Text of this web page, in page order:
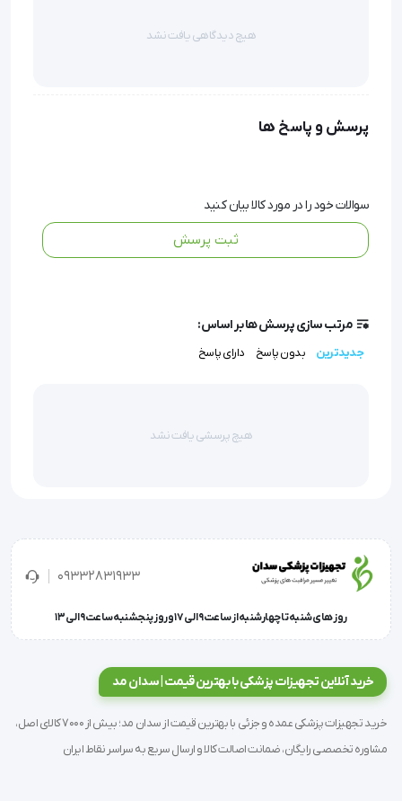
دست می باشدتولید شده با مواد مدیکال گریدیکبارمصرف
هیچ دیدگاهی یافت نشد
پرسش و پاسخ ها
سوالات خود را در مورد کالا بیان کنید
ثبت پرسش
مرتب سازی پرسش ها بر اساس:
جدیدترین بدون پاسخ دارای پاسخ
هیچ پرسشی یافت نشد
09332831933
روز های شنبه تا چهارشنبه از ساعت 9 الی 17 و روز پنجشنبه ساعت 9 الی 13
خرید آنلاین تجهیزات پزشکی با بهترین قیمت | سدان مد
خرید تجهیزات پزشکی عمده و جزئی با بهترین قیمت از سدان مد؛ بیش از 7000 کالای اصل،
مشاوره تخصصی رایگان، ضمانت اصالت کالا و ارسال سریع به سراسر نقاط ایران